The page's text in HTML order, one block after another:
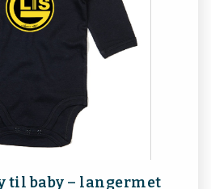
til baby – langermet